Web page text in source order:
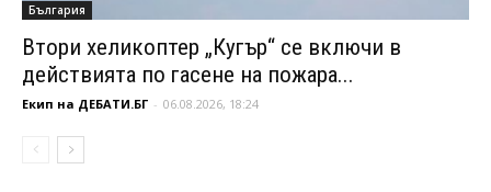
България
Втори хеликоптер „Кугър“ се включи в
действията по гасене на пожара...
Екип на ДЕБАТИ.БГ - 06.08.2026, 18:24